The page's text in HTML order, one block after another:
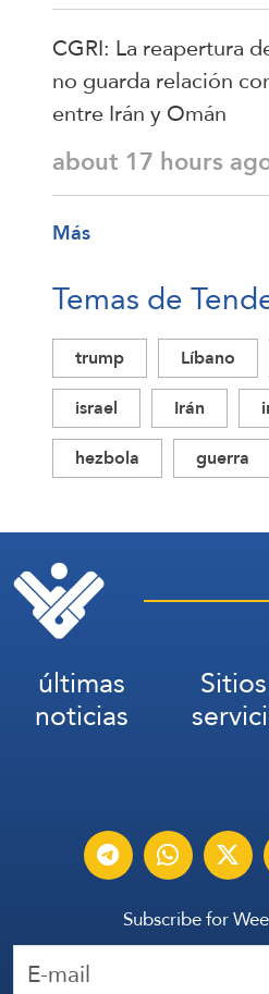
CGRI: La reapertura
no guarda relación
entre Irán y Omán
about 17 hours
Más
Temas de
trump Líbano
israel
Irán
hezbola
guerra
últimas
noticias
Subscribe for